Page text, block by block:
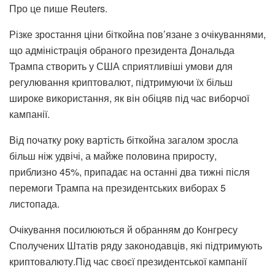
Про це пише Reuters.
Різке зростання ціни біткойна пов’язане з очікуваннями,
що адміністрація обраного президента Дональда
Трампа створить у США сприятливіші умови для
регулювання криптовалют, підтримуючи їх більш
широке використання, як він обіцяв під час виборчої
кампанії.
Від початку року вартість біткойна загалом зросла
більш ніж удвічі, а майже половина приросту,
приблизно 45%, припадає на останні два тижні після
перемоги Трампа на президентських виборах 5
листопада.
Очікування посилюються й обранням до Конгресу
Сполучених Штатів ряду законодавців, які підтримують
криптовалюту.Під час своєї президентської кампанії